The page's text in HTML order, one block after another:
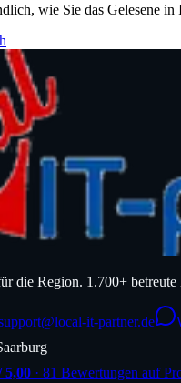
wie Sie das Gelesene in
die Region. 1.700+
it-partner.de
5,00 · 81 Bewertungen auf